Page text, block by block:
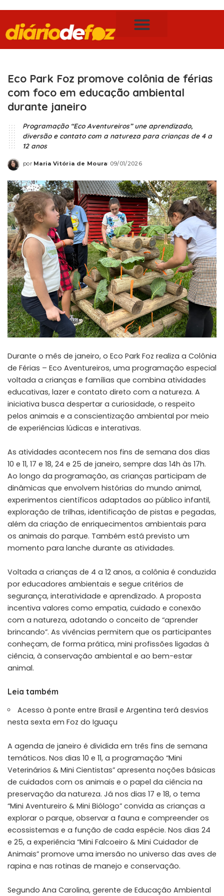
Eco Park Foz promove colônia de férias
com foco em educação ambiental
durante janeiro
Programação “Eco Aventureiros” une aprendizado,
diversão e contato com a natureza para crianças de 4 a
12 anos
por Maria Vitória de Moura 09/01/2026
Durante o mês de janeiro, o Eco Park Foz realiza a Colônia
de Férias – Eco Aventureiros, uma programação especial
voltada a crianças e famílias que combina atividades
educativas, lazer e contato direto com a natureza. A
iniciativa busca despertar a curiosidade, o respeito
pelos animais e a conscientização ambiental por meio
de experiências lúdicas e interativas.
As atividades acontecem nos fins de semana dos dias
10 e 11, 17 e 18, 24 e 25 de janeiro, sempre das 14h às 17h.
Ao longo da programação, as crianças participam de
dinâmicas que envolvem histórias do mundo animal,
experimentos científicos adaptados ao público infantil,
exploração de trilhas, identificação de pistas e pegadas,
além da criação de enriquecimentos ambientais para
os animais do parque. Também está previsto um
momento para lanche durante as atividades.
Voltada a crianças de 4 a 12 anos, a colônia é conduzida
por educadores ambientais e segue critérios de
segurança, interatividade e aprendizado. A proposta
incentiva valores como empatia, cuidado e conexão
com a natureza, adotando o conceito de “aprender
brincando”. As vivências permitem que os participantes
conheçam, de forma prática, mini profissões ligadas à
ciência, à conservação ambiental e ao bem-estar
animal.
Leia também
Acesso à ponte entre Brasil e Argentina terá desvios
nesta sexta em Foz do Iguaçu
A agenda de janeiro é dividida em três fins de semana
temáticos. Nos dias 10 e 11, a programação “Mini
Veterinários & Mini Cientistas” apresenta noções básicas
de cuidados com os animais e o papel da ciência na
preservação da natureza. Já nos dias 17 e 18, o tema
“Mini Aventureiro & Mini Biólogo” convida as crianças a
explorar o parque, observar a fauna e compreender os
ecossistemas e a função de cada espécie. Nos dias 24
e 25, a experiência “Mini Falcoeiro & Mini Cuidador de
Animais” promove uma imersão no universo das aves de
rapina e nas rotinas de manejo e conservação.
Segundo Ana Carolina, gerente de Educação Ambiental